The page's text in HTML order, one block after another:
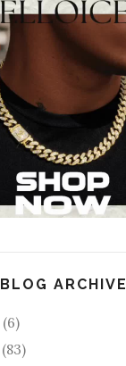
BLOG ARCHIVE
(6)
(83)